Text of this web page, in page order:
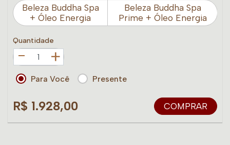
Beleza Buddha Spa
+ Óleo Energia
Beleza Buddha Spa
Prime + Óleo Energia
Quantidade
+
Para Você Presente
R$ 1.928,00 COMPRAR